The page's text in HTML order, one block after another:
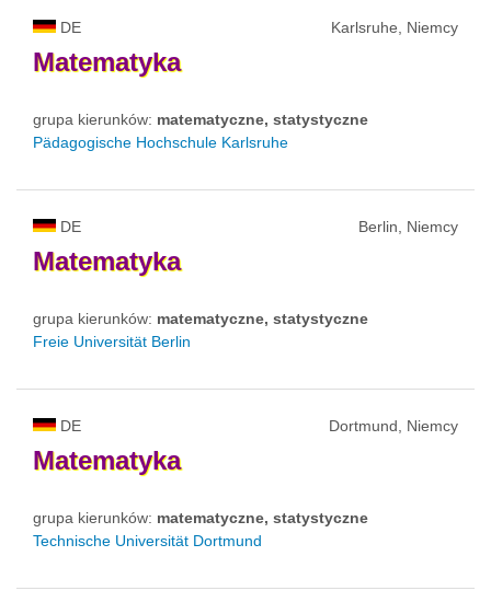
DE Karlsruhe, Niemcy
Matematyka
grupa kierunków: matematyczne, statystyczne
Pädagogische Hochschule Karlsruhe
DE Berlin, Niemcy
Matematyka
grupa kierunków: matematyczne, statystyczne
Freie Universität Berlin
DE Dortmund, Niemcy
Matematyka
grupa kierunków: matematyczne, statystyczne
Technische Universität Dortmund